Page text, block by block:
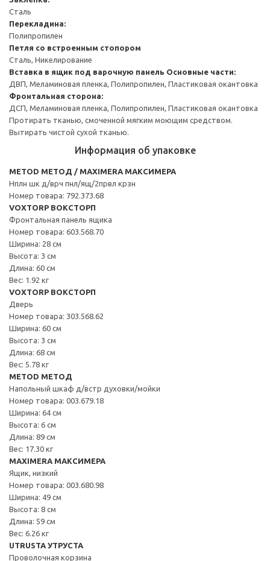
Сталь
Перекладина:
Полипропилен
Петля со встроенным стопором
Сталь, Никелирование
Вставка в ящик под варочную панель Основные части:
ДВП, Меламиновая пленка, Полипропилен, Пластиковая окантовка
Фронтальная сторона:
ДСП, Меламиновая пленка, Полипропилен, Пластиковая окантовка
Протирать тканью, смоченной мягким моющим средством.
Вытирать чистой сухой тканью.
Информация об упаковке
METOD МЕТОД / MAXIMERA МАКСИМЕРА
Нплн шк д/врч пнл/ящ/2првл крзн
Номер товара: 792.373.68
VOXTORP ВОКСТОРП
Фронтальная панель ящика
Номер товара: 603.568.70
Ширина: 28 см
Высота: 3 см
Длина: 60 см
Вес: 1.92 кг
VOXTORP ВОКСТОРП
Дверь
Номер товара: 303.568.62
Ширина: 60 см
Высота: 3 см
Длина: 68 см
Вес: 5.78 кг
METOD МЕТОД
Напольный шкаф д/встр духовки/мойки
Номер товара: 003.679.18
Ширина: 64 см
Высота: 6 см
Длина: 89 см
Вес: 17.30 кг
MAXIMERA МАКСИМЕРА
Ящик, низкий
Номер товара: 003.680.98
Ширина: 49 см
Высота: 8 см
Длина: 59 см
Вес: 6.26 кг
UTRUSTA УТРУСТА
Проволочная корзина